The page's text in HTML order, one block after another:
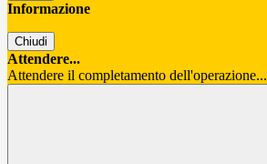
Informazione
Chiudi
Attendere...
Attendere il completamento dell'operazione...